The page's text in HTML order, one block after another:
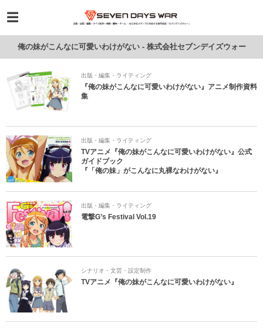
俺の妹がこんなに可愛いわけがない - 株式会社セブンデイズウォー
出版・編集・ライティング
『俺の妹がこんなに可愛いわけがない』アニメ制作資料
集
出版・編集・ライティング
TVアニメ『俺の妹がこんなに可愛いわけがない』公式
ガイドブック
『「俺の妹」がこんなに丸裸なわけがない』
出版・編集・ライティング
電撃G’s Festival Vol.19
シナリオ・文芸・設定制作
TVアニメ『俺の妹がこんなに可愛いわけがない』